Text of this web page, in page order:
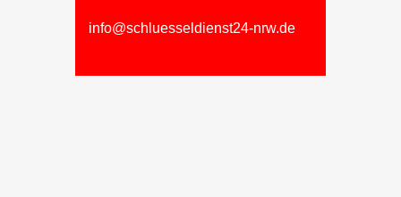
info@schluesseldienst24-nrw.de